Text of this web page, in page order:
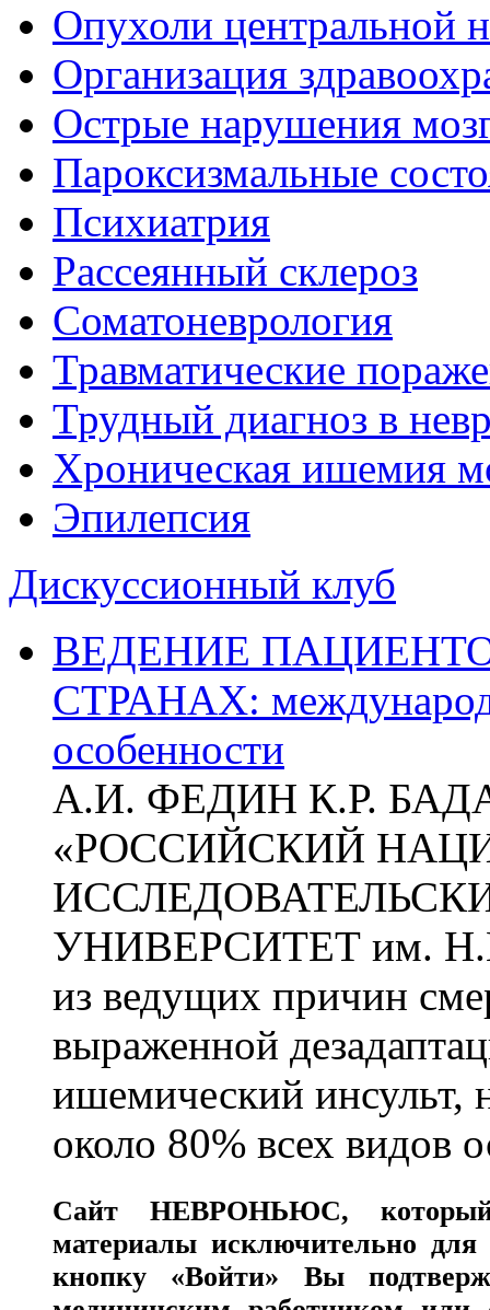
Опухоли центральной
Организация
Острые нарушения
Пароксизмальные
Психиатрия
Рассеянный склероз
Соматоневрология
Травматические
Трудный диагноз в
Хроническая ишемия
Эпилепсия
Дискуссионный клуб
ВЕДЕНИЕ
СТРАНАХ:
особенности
А.И. ФЕДИН К.Р.
«РОССИЙСКИЙ
УНИВЕРСИТЕТ им.
из ведущих причин
выраженной
ишемический инсульт,
около 80% всех видов
СайтНЕВРОНЬЮС,
материалы исключительно для
кнопку «Войти» Вы